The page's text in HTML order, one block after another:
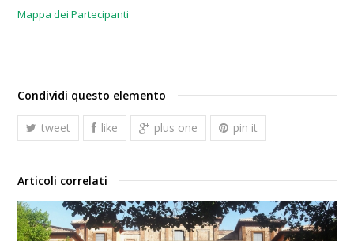
Mappa dei Partecipanti
Condividi questo elemento
tweet like plus one pin it
Articoli correlati